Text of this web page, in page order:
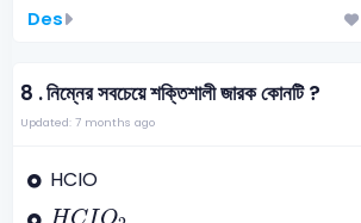
Des
8 .নিম্নের সবচেয়ে শক্তিশালী জারক কোনটি ?
Updated: 7 months ago
HCIO
HCIO2